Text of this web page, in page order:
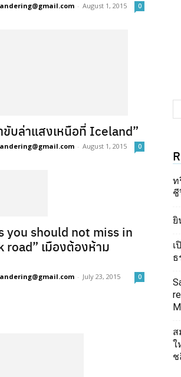
- August 1, 2015 0
ขับล่าแสงเหนือที่ Iceland”
- August 1, 2015 0
you should not miss in
road” เมืองต้องห้าม
- July 23, 2015 0
ท
ชี
ยิ
เ
ธ
ส
ใ
ช